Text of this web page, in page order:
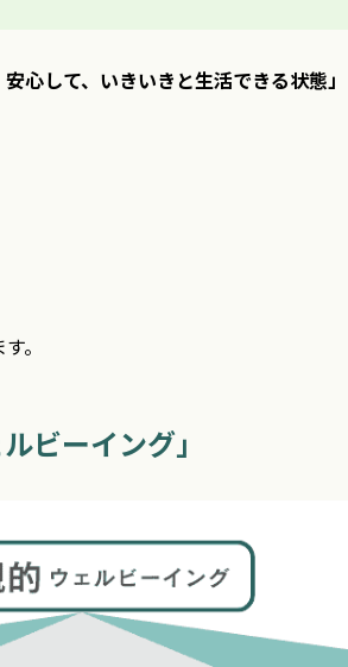
安心して、いきいきと生活できる状態」
。
ビーイング」